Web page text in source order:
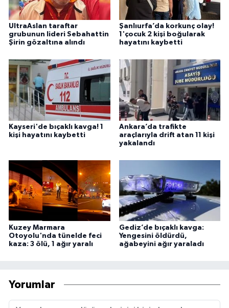
UltraAslan taraftar
grubunun lideri Sebahattin
Şirin gözaltına alındı
Şanlıurfa’da korkunç olay!
1'çocuk 2 kişi boğularak
hayatını kaybetti
Kayseri'de bıçaklı kavga! 1
kişi hayatını kaybetti
Ankara’da trafikte
araçlarıyla drift atan 11 kişi
yakalandı
Kuzey Marmara
Otoyolu'nda tünelde feci
kaza: 3 ölü, 1 ağır yaralı
Gediz’de bıçaklı kavga:
Yengesini öldürdü,
ağabeyini ağır yaraladı
Yorumlar